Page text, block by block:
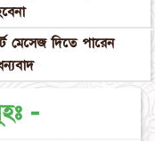
মেসেজ দিতে পারেন
-